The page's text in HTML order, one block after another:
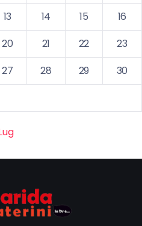
13 14 15
16
20 21 22
23
27 28 29
30